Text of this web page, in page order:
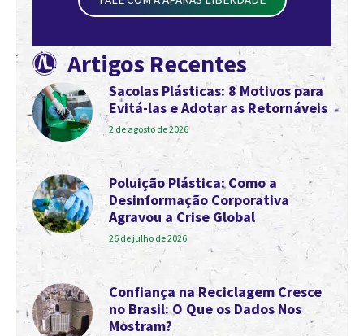
Artigos Recentes
Sacolas Plásticas: 8 Motivos para
Evitá-las e Adotar as Retornáveis
2 de agosto de 2026
Poluição Plástica: Como a
Desinformação Corporativa
Agravou a Crise Global
26 de julho de 2026
Confiança na Reciclagem Cresce
no Brasil: O Que os Dados Nos
Mostram?